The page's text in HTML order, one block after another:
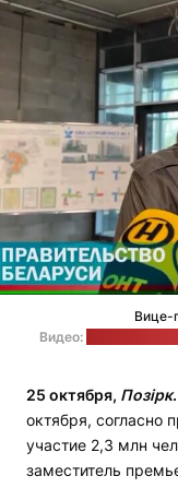
Вице-
Видео:
25 октября, Позірк.
октября, согласно
участие 2,3 млн
заместитель